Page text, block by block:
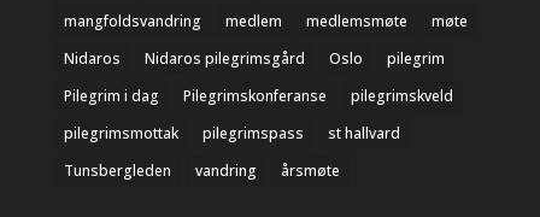
mangfoldsvandring
medlem medlemsmøte
møte
Nidaros
Nidaros pilegrimsgård Oslo
pilegrim
Pilegrim i dag
Pilegrimskonferanse
pilegrimskveld
pilegrimsmottak
pilegrimspass
st hallvard
Tunsbergleden
vandring årsmøte